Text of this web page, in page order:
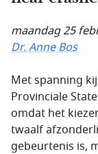
maandag 25
Dr. Anne Bos
Met spanning
Provinciale
omdat het
twaalf
gebeurtenis is,